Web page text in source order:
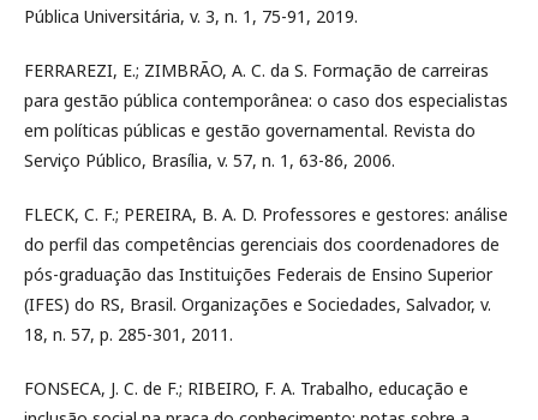
Pública Universitária, v. 3, n. 1, 75-91, 2019.
FERRAREZI, E.; ZIMBRÃO, A. C. da S. Formação de carreiras
para gestão pública contemporânea: o caso dos especialistas
em políticas públicas e gestão governamental. Revista do
Serviço Público, Brasília, v. 57, n. 1, 63-86, 2006.
FLECK, C. F.; PEREIRA, B. A. D. Professores e gestores: análise
do perfil das competências gerenciais dos coordenadores de
pós-graduação das Instituições Federais de Ensino Superior
(IFES) do RS, Brasil. Organizações e Sociedades, Salvador, v.
18, n. 57, p. 285-301, 2011.
FONSECA, J. C. de F.; RIBEIRO, F. A. Trabalho, educação e